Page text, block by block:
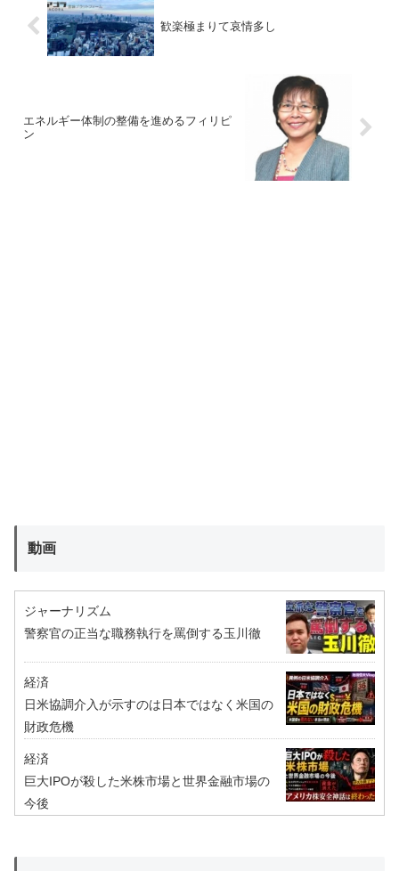
歓楽極まりて哀情多し
エネルギー体制の整備を進めるフィリピ
ン
動画
ジャーナリズム
警察官の正当な職務執行を罵倒する玉川徹
経済
日米協調介入が示すのは日本ではなく米国の
財政危機
経済
巨大IPOが殺した米株市場と世界金融市場の
今後